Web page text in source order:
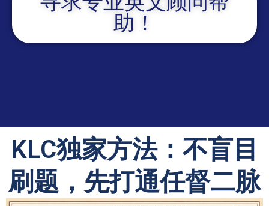
助！
KLC独家方法：不盲目
刷题，先打通任督二脉